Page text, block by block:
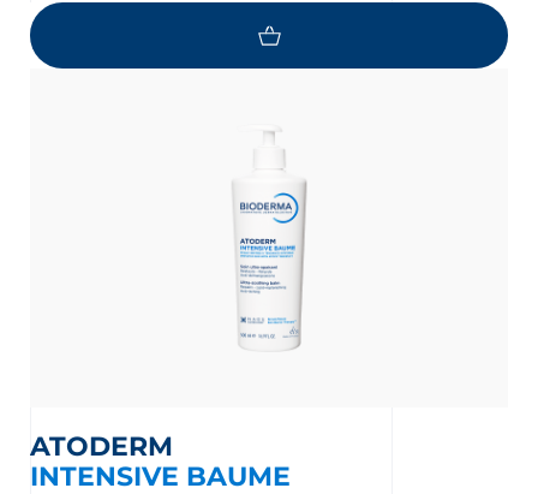
ATODERM
INTENSIVE BAUME